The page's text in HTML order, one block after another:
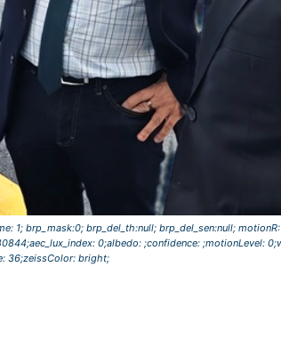
1; brp_mask:0; brp_del_th:null; brp_del_sen:null;
0;albedo: ;confidence: ;motionLevel:
36;zeissColor: bright;